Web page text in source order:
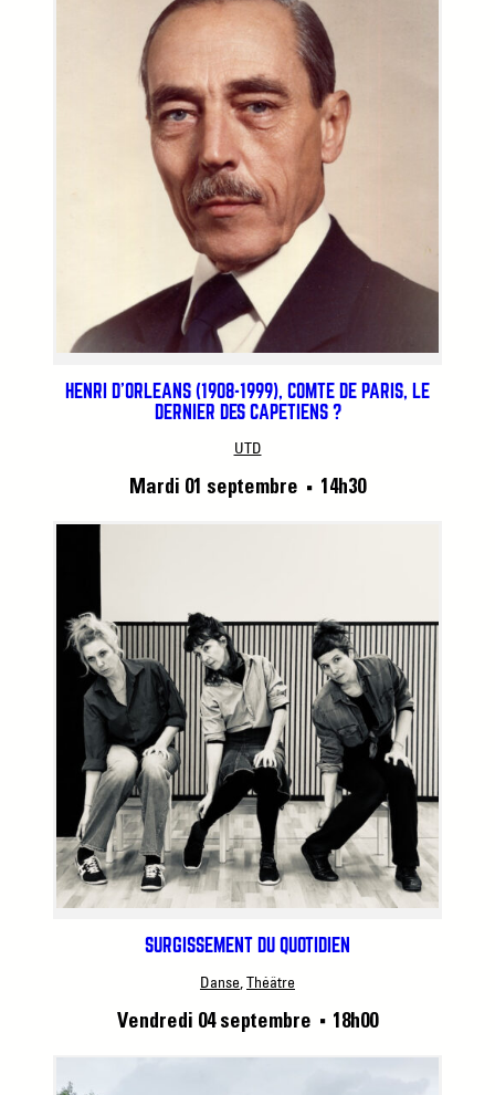
HENRI D’ORLÉANS (1908-1999), COMTE DE PARIS, LE
DERNIER DES CAPÉTIENS ?
UTD
Mardi 01 septembre ■ 14h30
SURGISSEMENT DU QUOTIDIEN
Danse Théâtre
Vendredi 04 septembre ■ 18h00